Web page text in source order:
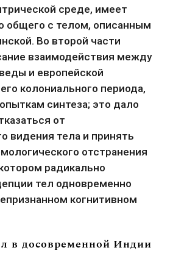
среде, имеет
общего с телом, описанным
Во второй части
взаимодействия между
и европейской
колониального периода,
синтеза; это дало
от
видения тела и принять
отстранения
радикально
тел одновременно
когнитивном
в досовременной Индии